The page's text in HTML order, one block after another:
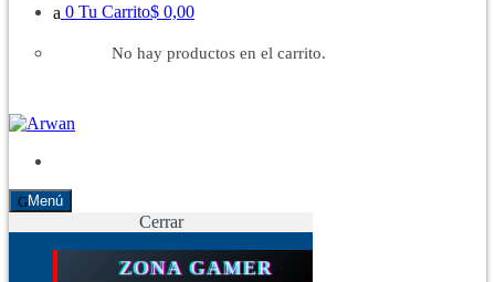
0 Tu Carrito$ 0,00
No hay productos en el carrito.
Menú
Cerrar
ZONA GAMER